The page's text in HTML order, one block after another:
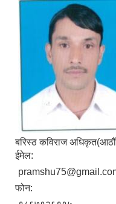
बरिस्ठ कविराज
ईमेल:
फोन: